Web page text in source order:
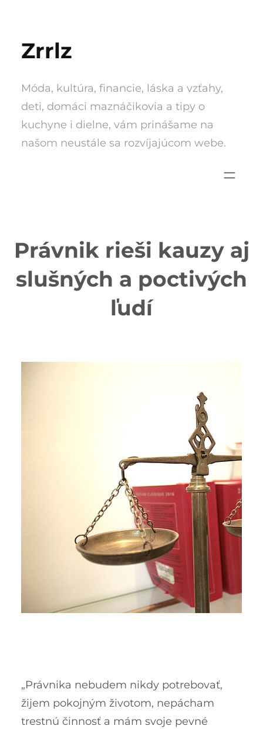
content
Zrrlz
Móda, kultúra, financie, láska a vzťahy,
deti, domáci maznáčikovia a tipy o
kuchyne i dielne, vám prinášame na
našom neustále sa rozvíjajúcom webe.
Právnik rieši kauzy aj
slušných a poctivých
ľudí
„Právnika nebudem nikdy potrebovať,
žijem pokojným životom, nepácham
trestnú činnosť a mám svoje pevné